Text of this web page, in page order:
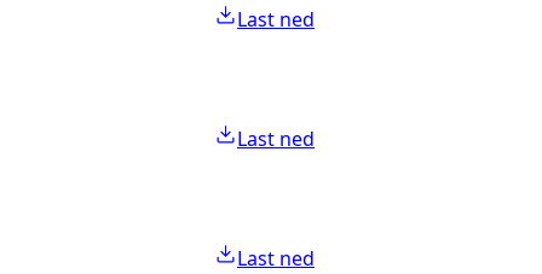
Last ned
Last ned
Last ned